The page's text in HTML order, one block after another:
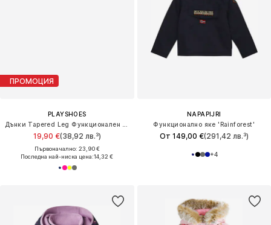
ПРОМОЦИЯ
PLAYSHOES
19,90 €(38,92 лв.³)
Първоначално: 23,90 €
Последна най-ниска цена:14,32 €
NAPAPIJRI
Функционално яке 'Rainforest'
От 149,00 €(291,42 лв.³)
+4